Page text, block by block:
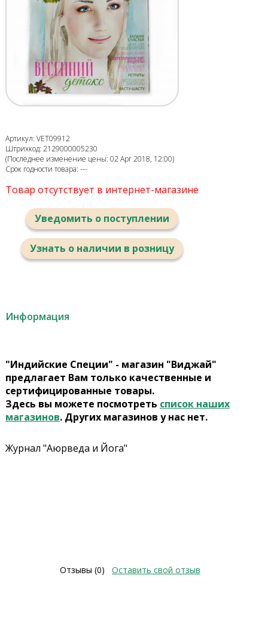
Артикул: VET09912
Штрихкод: 2129000005230
(Последнее изменение цены: 02 Apr 2018, 12:00)
Срок годности товара: ---
Товар отсутствует в интернет-магазине
Уведомить о поступлении
Узнать о наличии в розницу
Информация
"Индийские Специи" - магазин "Виджай"
предлагает Вам только качественные и
сертифицированные товары.
Здесь вы можете посмотреть список наших
магазинов. Других магазинов у нас нет.
Журнал "Аюрведа и Йога"
Отзывы (0) Оставить свой отзыв